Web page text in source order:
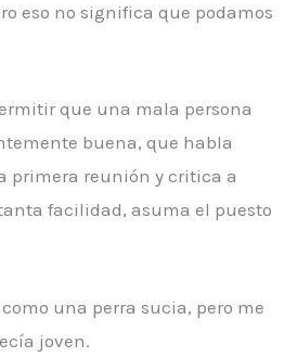
eso no significa que podamos
que una mala persona
buena, que habla
primera reunión y critica a
facilidad, asuma el puesto
una perra sucia, pero me
joven.